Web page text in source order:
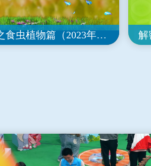
家乡的动植物之食虫植物篇（2023年全国优秀科普微视频）